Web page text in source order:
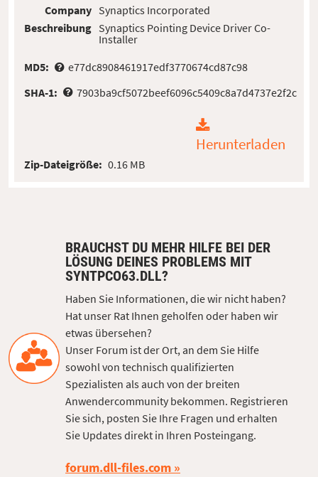
Company
Beschreibung
Synaptics Incorporated
Synaptics Pointing Device Driver Co-
Installer
MD5:
e77dc8908461917edf3770674cd87c98
SHA-1:
7903ba9cf5072beef6096c5409c8a7d4737e2f2c
Herunterladen
Zip-Dateigröße: 0.16 MB
BRAUCHST DU MEHR HILFE BEI DER
LÖSUNG DEINES PROBLEMS MIT
SYNTPCO63.DLL?
Haben Sie Informationen, die wir nicht haben?
Hat unser Rat Ihnen geholfen oder haben wir
etwas übersehen?
Unser Forum ist der Ort, an dem Sie Hilfe
sowohl von technisch qualifizierten
Spezialisten als auch von der breiten
Anwendercommunity bekommen. Registrieren
Sie sich, posten Sie Ihre Fragen und erhalten
Sie Updates direkt in Ihren Posteingang.
forum.dll-files.com